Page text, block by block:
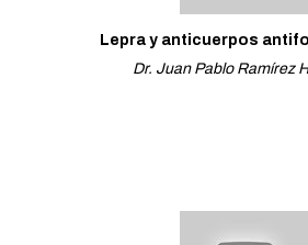
Lepra y anticuerpos
Dr. Juan Pablo Ramírez